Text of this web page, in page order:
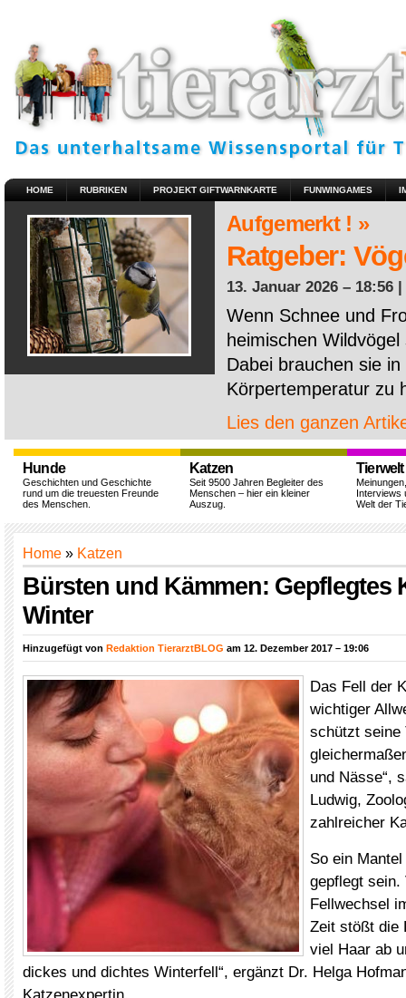
HOME RUBRIKEN PROJEKT GIFTWARNKARTE FUNWINGAMES
Aufgemerkt ! »
Ratgeber:
13. Januar 2026 – 18:56 |
Wenn Schnee und
heimischen
Dabei brauchen sie
Körpertemperatur zu
Lies den ganzen
Hunde
Geschichten und Geschichte
rund um die treuesten Freunde
des Menschen.
Katzen
Seit 9500 Jahren Begleiter des
Menschen – hier ein kleiner
Auszug.
Tierwelt
Interviews
Welt der
Home » Katzen
Bürsten und Kämmen: Gepflegtes
Winter
Hinzugefügt von Redaktion TierarztBLOG am 12. Dezember 2017 – 19:06
Das Fell der
wichtiger
schützt seine
und Nässe“,
Ludwig,
zahlreicher
So ein
gepflegt sein.
Fellwechsel
Zeit stößt die
viel Haar ab
dickes und dichtes Winterfell“, ergänzt Dr. Helga